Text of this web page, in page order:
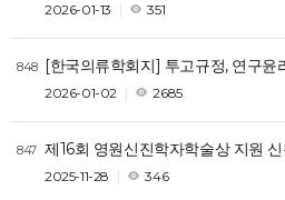
2026-01-13 351
848 [한국의류학회지] 투고규정, 연구윤
2026-01-02 2685
847 제16회 영원신진학자학술상 지원
2025-11-28 346